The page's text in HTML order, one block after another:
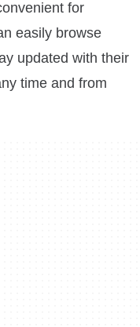
for
easily browse
updated with their
time and from